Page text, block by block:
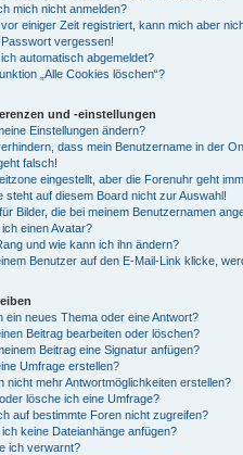
mich nicht anmelden?
einiger Zeit registriert, kann mich aber
vergessen!
automatisch abgemeldet?
„Alle Cookies löschen“?
und -einstellungen
Einstellungen ändern?
dass mein Benutzername in der
falsch!
eingestellt, aber die Forenuhr geht
steht auf diesem Board nicht zur Auswahl!
Bilder, die bei meinem Benutzernamen
einen Avatar?
und wie kann ich ihn ändern?
Benutzer auf den E-Mail-Link klicke,
ein neues Thema oder eine Antwort?
Beitrag bearbeiten oder löschen?
Beitrag eine Signatur anfügen?
Umfrage erstellen?
nicht mehr Antwortmöglichkeiten erstellen?
lösche ich eine Umfrage?
auf bestimmte Foren nicht zugreifen?
keine Dateianhänge anfügen?
ich verwarnt?